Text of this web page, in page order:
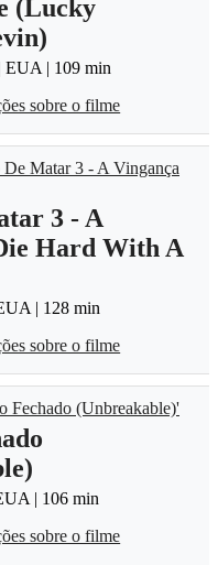
(Lucky
EUA | 109 min
sobre o filme
3 - A
Hard With A
| 128 min
sobre o filme
| 106 min
sobre o filme